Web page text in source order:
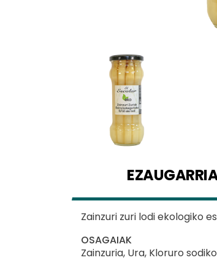
Zainzuri zuri lodi ekologiko
OSAGAIAK
Zainzuria, Ura, Kloruro